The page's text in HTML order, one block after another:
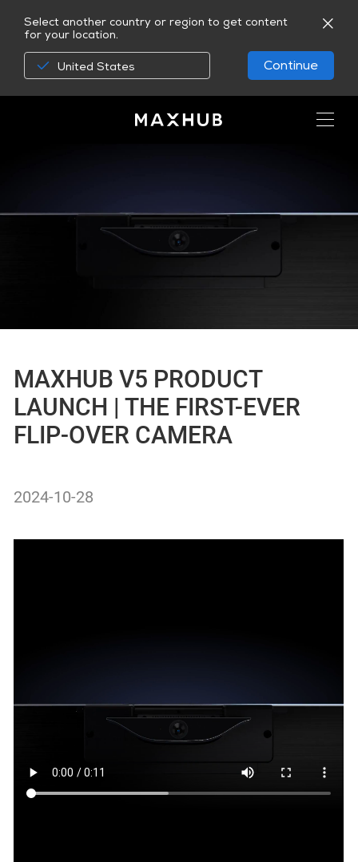
Select another country or region to get content
for your location.
United States Continue
MAXHUB V5 PRODUCT
LAUNCH | THE FIRST-EVER
FLIP-OVER CAMERA
2024-10-28